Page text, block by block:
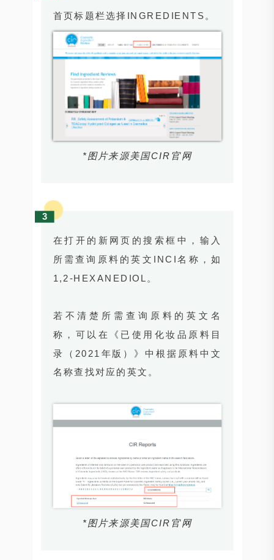
首页标题栏选择INGREDIENTS。
*图片来源美国CIR官网
3
在打开的新网页的搜索框中，输入
所需查询原料的英文INCI名称，如
1,2-HEXANEDIOL。
若不清楚所需查询原料的英文名
称，可以在《已使用化妆品原料目
录（2021年版）》中根据原料中文
名称查找对应的英文。
*图片来源美国CIR官网